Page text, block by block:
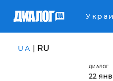
UA | RU
ДИАЛОГ
22